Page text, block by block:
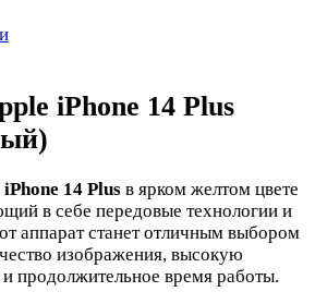
iPhone 14 Plus
14 Plus в ярком желтом цвете
в себе передовые технологии и
аппарат станет отличным выбором
изображения, высокую
и продолжительное время работы.